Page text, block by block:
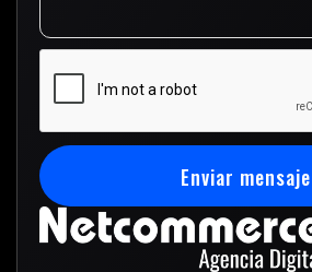
Enviar mensaje
Enviar mensaje